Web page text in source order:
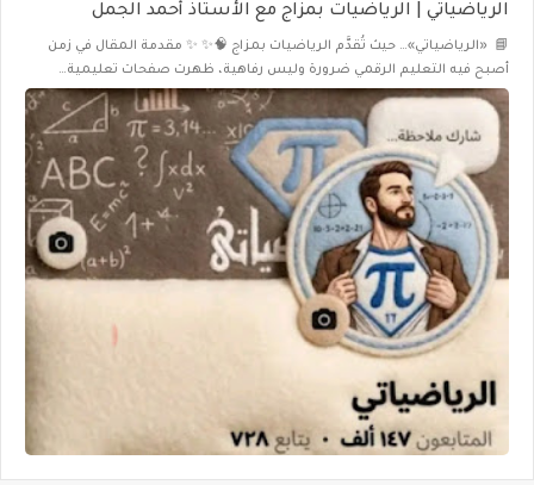
الرياضياتي | الرياضيات بمزاج مع الأستاذ أحمد الجمل
📘 «الرياضياتي»… حيث تُقدَّم الرياضيات بمزاج 🧠✨ ✨ مقدمة المقال في زمن
أصبح فيه التعليم الرقمي ضرورة وليس رفاهية، ظهرت صفحات تعليمية…